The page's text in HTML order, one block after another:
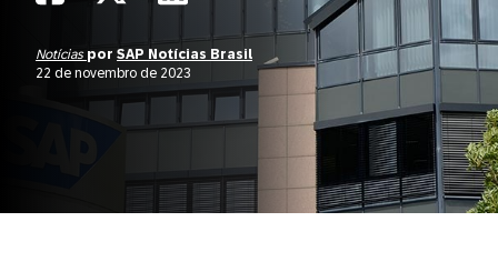
Notícias por SAP Notícias Brasil
22 de novembro de 2023